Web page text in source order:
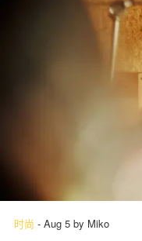
时尚 - Aug 5 by Miko